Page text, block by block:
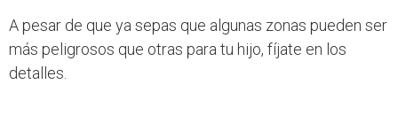
A pesar de que ya sepas que algunas zonas pueden ser
más peligrosos que otras para tu hijo, fíjate en los
detalles.